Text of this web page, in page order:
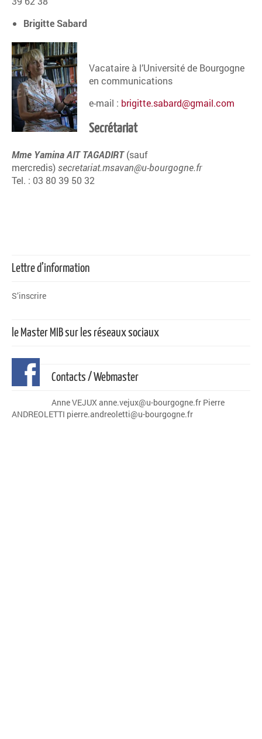
Brigitte Sabard
Vacataire à l’Université de Bourgogne
en communications
e-mail : brigitte.sabard@gmail.com
Secrétariat
Mme Yamina AIT TAGADIRT(sauf
mercredis)secretariat.msavan@u-bourgogne.fr
Tel. : 03 80 39 50 32
Lettre d’information
S’inscrire
le Master MIB sur les réseaux sociaux
Contacts / Webmaster
Anne VEJUX anne.vejux@u-bourgogne.fr Pierre
ANDREOLETTI pierre.andreoletti@u-bourgogne.fr